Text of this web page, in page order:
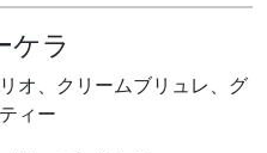
ケラ
オ、クリームブリュレ、グ
ィー